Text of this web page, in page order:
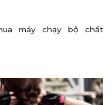
máy chạy bộ chất